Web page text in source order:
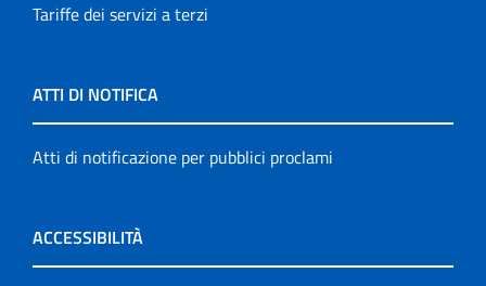
Tariffe dei servizi a terzi
ATTI DI NOTIFICA
Atti di notificazione per pubblici proclami
ACCESSIBILITÀ